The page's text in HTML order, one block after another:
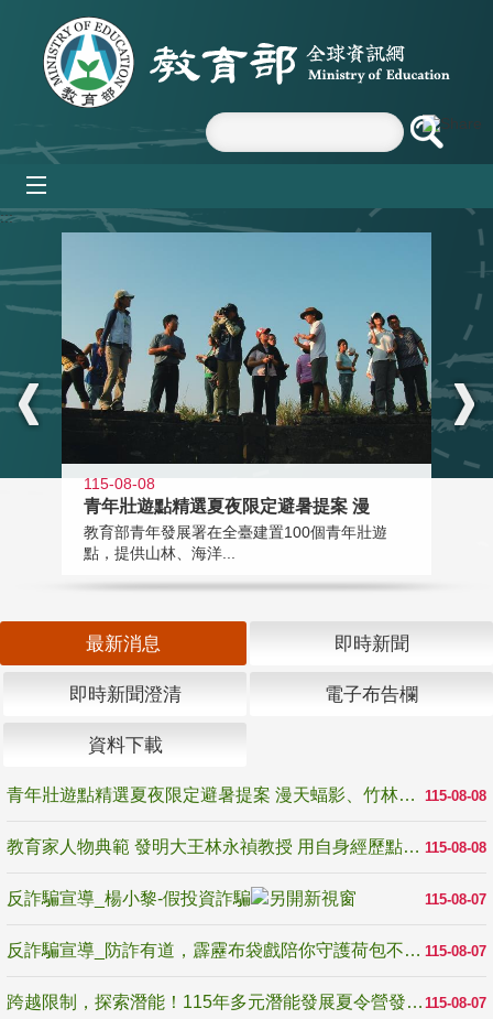
跳到主要內容區塊
:::
115-08-08
青年壯遊點精選夏夜限定避暑提案 漫
教育部青年發展署在全臺建置100個青年壯遊
點，提供山林、海洋...
最新消息 即時新聞
即時新聞澄清 電子布告欄
資料下載
115-08-08
青年壯遊點精選夏夜限定避暑提案 漫天蝠影、竹林尋蛙、茶香夜觀 邀青年暮色出發
115-08-08
教育家人物典範 發明大王林永禎教授 用自身經歷點亮學生的路
115-08-07
反詐騙宣導_楊小黎-假投資詐騙
115-08-07
反詐騙宣導_防詐有道，霹靂布袋戲陪你守護荷包不受騙
115-08-07
跨越限制，探索潛能！115年多元潛能發展夏令營發掘生命無限可能